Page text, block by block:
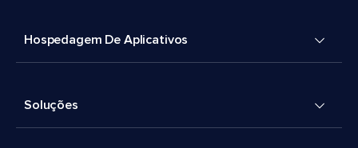
Hospedagem De Aplicativos
Soluções